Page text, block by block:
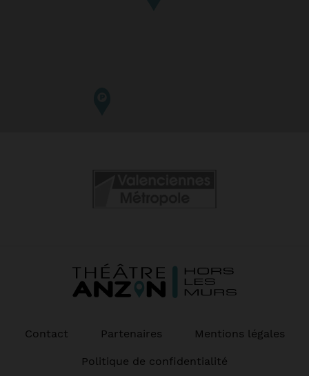
Contact Partenaires Mentions légales
Politique de confidentialité